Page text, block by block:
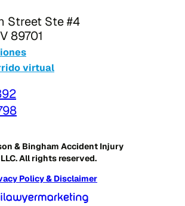
Street Ste #4
89701
virtual
& Bingham Accident Injury
All rights reserved.
Policy & Disclaimer